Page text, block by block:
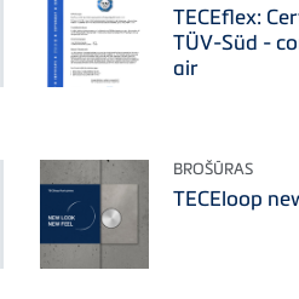
TECEflex:
TÜV-Süd -
air
BROŠŪRAS
TECEloop